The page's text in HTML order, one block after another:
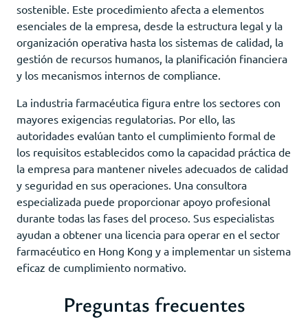
sostenible. Este procedimiento afecta a elementos
esenciales de la empresa, desde la estructura legal y la
organización operativa hasta los sistemas de calidad, la
gestión de recursos humanos, la planificación financiera
y los mecanismos internos de compliance.
La industria farmacéutica figura entre los sectores con
mayores exigencias regulatorias. Por ello, las
autoridades evalúan tanto el cumplimiento formal de
los requisitos establecidos como la capacidad práctica de
la empresa para mantener niveles adecuados de calidad
y seguridad en sus operaciones. Una consultora
especializada puede proporcionar apoyo profesional
durante todas las fases del proceso. Sus especialistas
ayudan a obtener una licencia para operar en el sector
farmacéutico en Hong Kong y a implementar un sistema
eficaz de cumplimiento normativo.
Preguntas frecuentes